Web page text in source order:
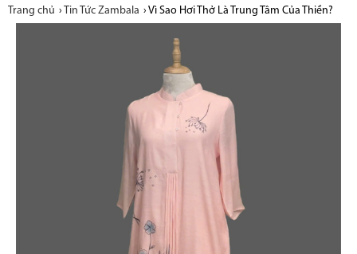
Trang chủ › Tin Tức Zambala › Vì Sao Hơi Thở Là Trung Tâm Của Thiền?